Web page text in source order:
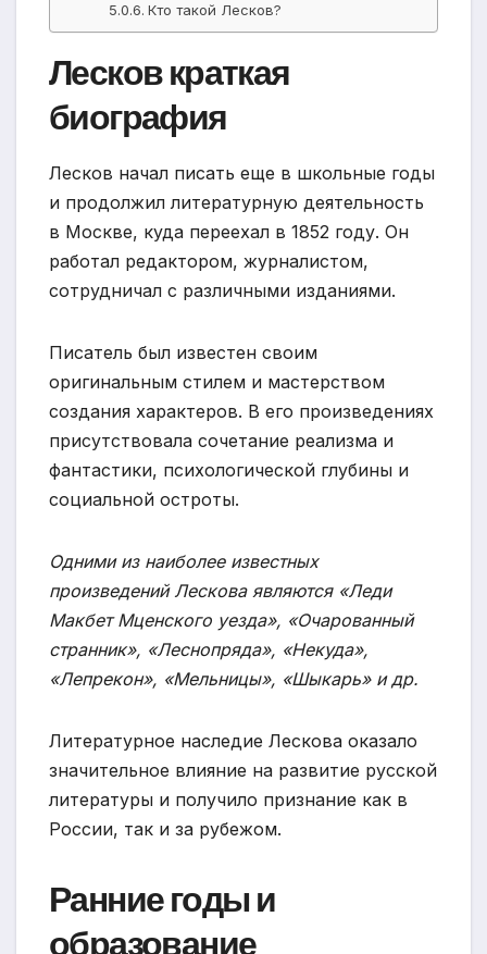
Кто такой Лесков?
Лесков краткая
биография
Лесков начал писать еще в школьные годы
и продолжил литературную деятельность
в Москве, куда переехал в 1852 году. Он
работал редактором, журналистом,
сотрудничал с различными изданиями.
Писатель был известен своим
оригинальным стилем и мастерством
создания характеров. В его произведениях
присутствовала сочетание реализма и
фантастики, психологической глубины и
социальной остроты.
Одними из наиболее известных
произведений Лескова являются «Леди
Макбет Мценского уезда», «Очарованный
странник», «Леснопряда», «Некуда»,
«Лепрекон», «Мельницы», «Шыкарь» и др.
Литературное наследие Лескова оказало
значительное влияние на развитие русской
литературы и получило признание как в
России, так и за рубежом.
Ранние годы и
образование